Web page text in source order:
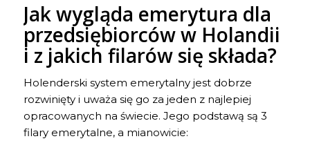
Jak wygląda emerytura dla
przedsiębiorców w Holandii
i z jakich filarów się składa?
Holenderski system emerytalny jest dobrze
rozwinięty i uważa się go za jeden z najlepiej
opracowanych na świecie. Jego podstawą są 3
filary emerytalne, a mianowicie: